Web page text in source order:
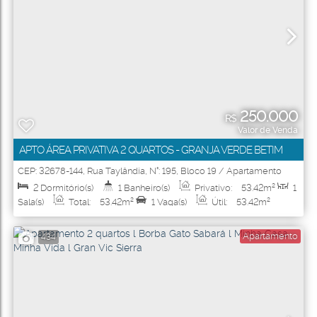
R$250.000
Valor de Venda
APTO ÁREA PRIVATIVA 2 QUARTOS - GRANJA VERDE BETIM
CEP: 32678-144, Rua Taylândia, N°: 195, Bloco 19 / Apartamento
103
, Granja Verde , Betim Minas Gerais ,Brasil
2 Dormitório(s) 1 Banheiro(s) Privativo: 53.42m²
1
Sala(s)
Total: 53.42m² 1 Vaga(s) Útil: 53.42m²
434 Apartamento